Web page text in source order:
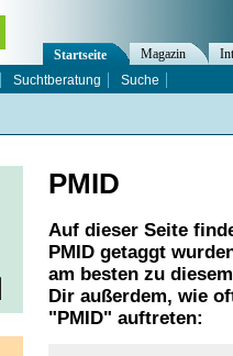
PMID
Auf dieser Seite
PMID getaggt
am besten zu
Dir außerdem, wie
" PMID" auftreten:
Startseite Magazin
Suchtberatung Suche